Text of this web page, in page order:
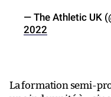
— The Athletic UK
2022
La formation semi-